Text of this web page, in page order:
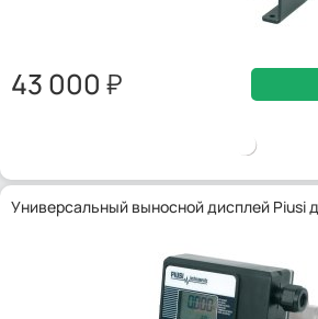
43 000
Универсальный выносной дисплей Piusi